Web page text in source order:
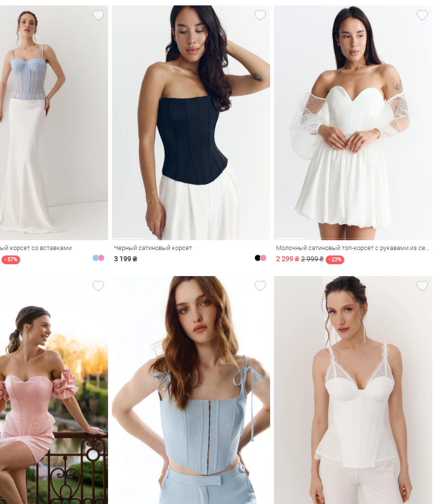
корсет со вставками
- 57%
Черный сатиновый корсет
3 199 ₴
Молочный сатиновый топ-корсет с рукавами из сетки
2 299 ₴ 2 999 ₴ - 23%